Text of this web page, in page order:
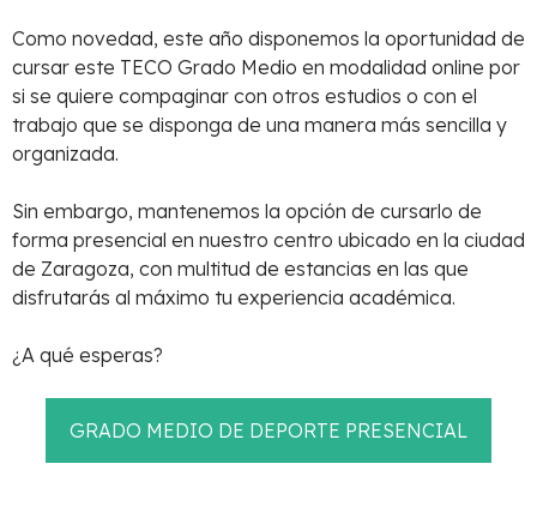
Como novedad, este año disponemos la oportunidad de
cursar este TECO Grado Medio en modalidad online por
si se quiere compaginar con otros estudios o con el
trabajo que se disponga de una manera más sencilla y
organizada.
Sin embargo, mantenemos la opción de cursarlo de
forma presencial en nuestro centro ubicado en la ciudad
de Zaragoza, con multitud de estancias en las que
disfrutarás al máximo tu experiencia académica.
¿A qué esperas?
GRADO MEDIO DE DEPORTE PRESENCIAL